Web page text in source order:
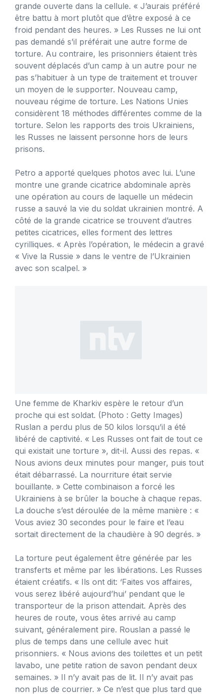
grande ouverte dans la cellule. « J’aurais préféré
être battu à mort plutôt que d’être exposé à ce
froid pendant des heures. » Les Russes ne lui ont
pas demandé s’il préférait une autre forme de
torture. Au contraire, les prisonniers étaient très
souvent déplacés d’un camp à un autre pour ne
pas s’habituer à un type de traitement et trouver
un moyen de le supporter. Nouveau camp,
nouveau régime de torture. Les Nations Unies
considèrent 18 méthodes différentes comme de la
torture. Selon les rapports des trois Ukrainiens,
les Russes ne laissent personne hors de leurs
prisons.
Petro a apporté quelques photos avec lui. L’une
montre une grande cicatrice abdominale après
une opération au cours de laquelle un médecin
russe a sauvé la vie du soldat ukrainien montré. A
côté de la grande cicatrice se trouvent d’autres
petites cicatrices, elles forment des lettres
cyrilliques. « Après l’opération, le médecin a gravé
« Vive la Russie » dans le ventre de l’Ukrainien
avec son scalpel. »
Une femme de Kharkiv espère le retour d’un
proche qui est soldat. (Photo : Getty Images)
Ruslan a perdu plus de 50 kilos lorsqu’il a été
libéré de captivité. « Les Russes ont fait de tout ce
qui existait une torture », dit-il. Aussi des repas. «
Nous avions deux minutes pour manger, puis tout
était débarrassé. La nourriture était servie
bouillante. » Cette combinaison a forcé les
Ukrainiens à se brûler la bouche à chaque repas.
La douche s’est déroulée de la même manière : «
Vous aviez 30 secondes pour le faire et l’eau
sortait directement de la chaudière à 90 degrés. »
La torture peut également être générée par les
transferts et même par les libérations. Les Russes
étaient créatifs. « Ils ont dit: ‘Faites vos affaires,
vous serez libéré aujourd’hui’ pendant que le
transporteur de la prison attendait. Après des
heures de route, vous êtes arrivé au camp
suivant, généralement pire. Rouslan a passé le
plus de temps dans une cellule avec huit
prisonniers. « Nous avions des toilettes et un petit
lavabo, une petite ration de savon pendant deux
semaines. » Il n’y avait pas de lit. Il n’y avait pas
non plus de courrier. » Ce n’est que plus tard que